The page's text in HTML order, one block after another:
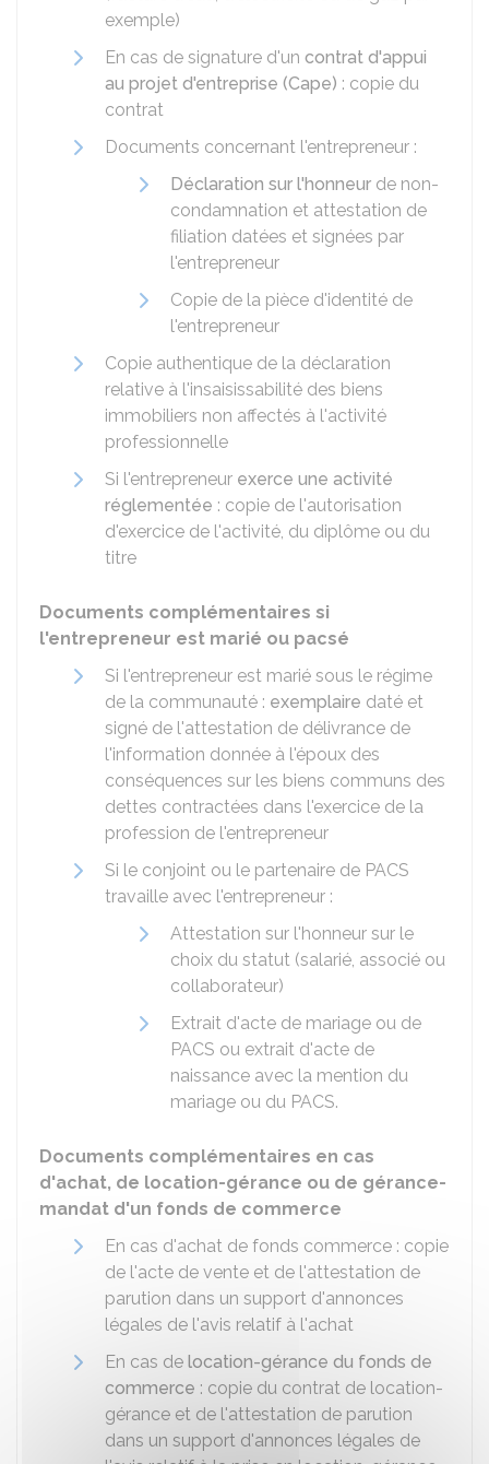
exemple)
En cas de signature d'un contrat d'appui
au projet d'entreprise (Cape) : copie du
contrat
Documents concernant l'entrepreneur :
Déclaration sur l'honneur de non-
condamnation et attestation de
filiation datées et signées par
l'entrepreneur
Copie de la pièce d'identité de
l'entrepreneur
Copie authentique de la déclaration
relative à l'insaisissabilité des biens
immobiliers non affectés à l'activité
professionnelle
Si l'entrepreneur exerce une activité
réglementée : copie de l'autorisation
d'exercice de l'activité, du diplôme ou du
titre
Documents complémentaires si
l'entrepreneur est marié ou pacsé
Si l'entrepreneur est marié sous le régime
de la communauté : exemplaire daté et
signé de l'attestation de délivrance de
l'information donnée à l'époux des
conséquences sur les biens communs des
dettes contractées dans l'exercice de la
profession de l'entrepreneur
Si le conjoint ou le partenaire de PACS
travaille avec l'entrepreneur :
Attestation sur l'honneur sur le
choix du statut (salarié, associé ou
collaborateur)
Extrait d'acte de mariage ou de
PACS ou extrait d'acte de
naissance avec la mention du
mariage ou du PACS.
Documents complémentaires en cas
d'achat, de location-gérance ou de gérance-
mandat d'un fonds de commerce
En cas d'achat de fonds commerce : copie
de l'acte de vente et de l'attestation de
parution dans un support d'annonces
légales de l'avis relatif à l'achat
En cas de location-gérance du fonds de
commerce : copie du contrat de location-
gérance et de l'attestation de parution
dans un support d'annonces légales de